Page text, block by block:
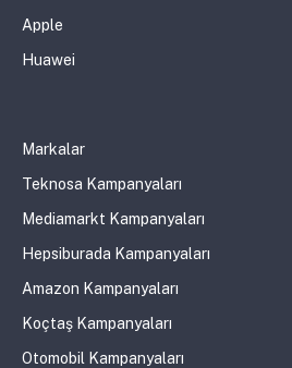
Apple
Huawei
Markalar
Teknosa Kampanyaları
Mediamarkt Kampanyaları
Hepsiburada Kampanyaları
Amazon Kampanyaları
Koçtaş Kampanyaları
Otomobil Kampanyaları